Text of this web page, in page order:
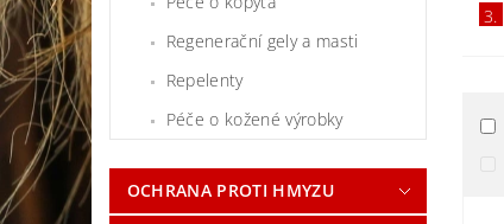
Regenerační gely a masti
Repelenty
Péče o kožené výrobky
OCHRANA PROTI HMYZU
3.